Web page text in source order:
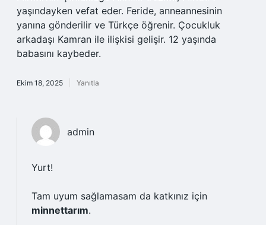
yaşındayken vefat eder. Feride, anneannesinin
yanına gönderilir ve Türkçe öğrenir. Çocukluk
arkadaşı Kamran ile ilişkisi gelişir. 12 yaşında
babasını kaybeder.
Ekim 18, 2025 Yanıtla
admin
Yurt!
Tam uyum sağlamasam da katkınız için
minnettarım.